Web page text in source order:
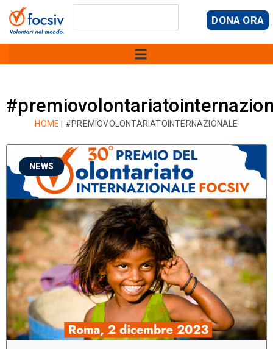
DONA ORA
HOME #PREMIOVOLONTARIATOINTERNAZIONALE
NEWS